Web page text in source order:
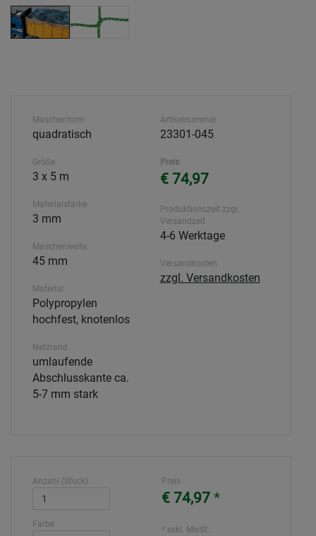
Maschenform
quadratisch
Größe
3 x 5 m
Materialstärke
3 mm
Maschenweite
45 mm
Material
Polypropylen
hochfest, knotenlos
Netzrand
umlaufende
Abschlusskante ca.
5-7 mm stark
Artikelnummer
23301-045
Preis
€ 74,97
Produktionszeit zzgl.
Versandzeit
4-6 Werktage
Versandkosten
zzgl. Versandkosten
Anzahl (Stück):
Farbe
Preis
€ 74,97 *
* exkl. MwSt.: